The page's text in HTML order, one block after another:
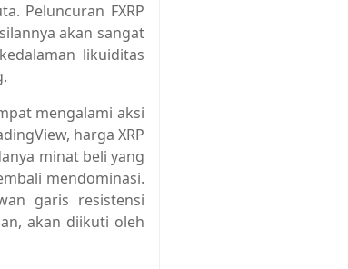
Peluncuran FXRP
akan sangat
likuiditas
mengalami aksi
harga XRP
minat beli yang
mendominasi.
garis resistensi
akan diikuti oleh